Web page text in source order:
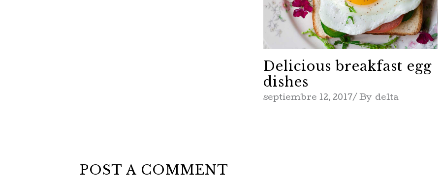
Delicious breakfast egg
dishes
septiembre 12, 2017 By delta
POST A COMMENT